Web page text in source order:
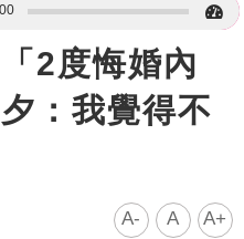
2度悔婚內
：我覺得不
A- A A+